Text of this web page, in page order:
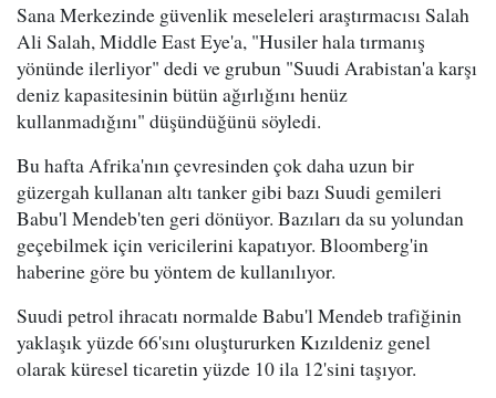
Sana Merkezinde güvenlik meseleleri araştırmacısı Salah
Ali Salah, Middle East Eye'a, "Husiler hala tırmanış
yönünde ilerliyor" dedi ve grubun "Suudi Arabistan'a karşı
deniz kapasitesinin bütün ağırlığını henüz
kullanmadığını" düşündüğünü söyledi.
Bu hafta Afrika'nın çevresinden çok daha uzun bir
güzergah kullanan altı tanker gibi bazı Suudi gemileri
Babu'l Mendeb'ten geri dönüyor. Bazıları da su yolundan
geçebilmek için vericilerini kapatıyor. Bloomberg'in
haberine göre bu yöntem de kullanılıyor.
Suudi petrol ihracatı normalde Babu'l Mendeb trafiğinin
yaklaşık yüzde 66'sını oluştururken Kızıldeniz genel
olarak küresel ticaretin yüzde 10 ila 12'sini taşıyor.